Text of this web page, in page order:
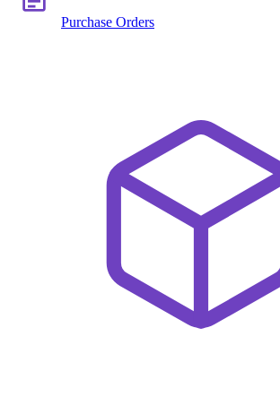
Purchase Orders